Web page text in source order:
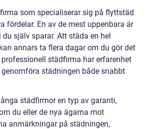
som specialiserar sig på flyttstäd
fördelar. En av de mest uppenbara är
du själv sparar. Att städa en hel
annars ta flera dagar om du gör det
professionell städfirma har erfarenhet
städningen både snabbt
städfirmor en typ av garanti,
du eller de nya ägarna mot
anmärkningar på städningen,